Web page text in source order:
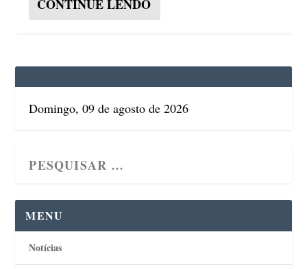
CONTINUE LENDO
Domingo, 09 de agosto de 2026
MENU
Notícias